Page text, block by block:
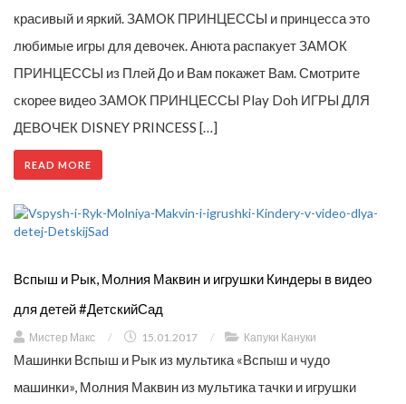
красивый и яркий. ЗАМОК ПРИНЦЕССЫ и принцесса это
любимые игры для девочек. Анюта распакует ЗАМОК
ПРИНЦЕССЫ из Плей До и Вам покажет Вам. Смотрите
скорее видео ЗАМОК ПРИНЦЕССЫ Play Doh ИГРЫ ДЛЯ
ДЕВОЧЕК DISNEY PRINCESS […]
READ MORE
Вспыш и Рык, Молния Маквин и игрушки Киндеры в видео
для детей #ДетскийСад
Мистер Макс / 15.01.2017 / Капуки Кануки
Машинки Вспыш и Рык из мультика «Вспыш и чудо
машинки», Молния Маквин из мультика тачки и игрушки